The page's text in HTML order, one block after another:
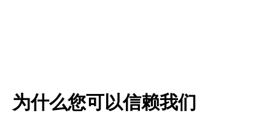
为什么您可以信赖我们